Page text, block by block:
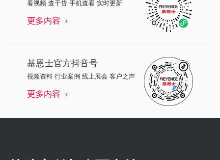
看视频 查干货 手机查看 实时更新
更多内容
基恩士官方抖音号
视频资料 行业案例 线上展会 客户之声
更多内容